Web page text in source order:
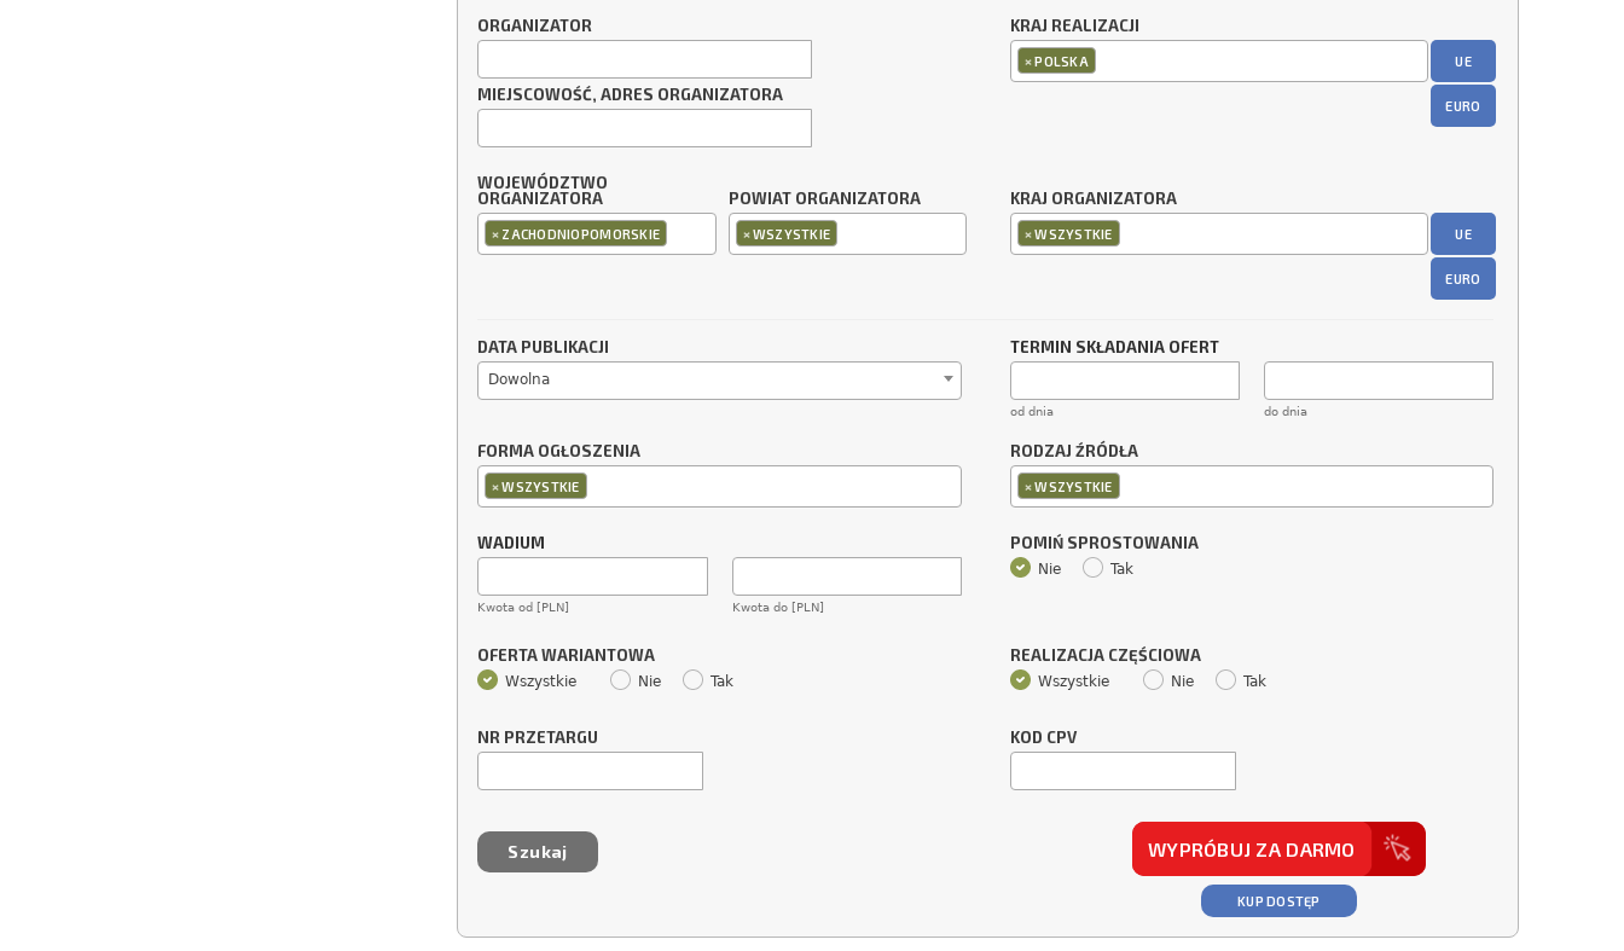
ORGANIZATOR
MIEJSCOWOŚĆ, ADRES ORGANIZATORA
KRAJ REALIZACJI
×POLSKA UE
EURO
WOJEWÓDZTWO
ORGANIZATORA
× ZACHODNIOPOMORSKIE
POWIAT ORGANIZATORA
×WSZYSTKIE
KRAJ ORGANIZATORA
×WSZYSTKIE UE
EURO
DATA PUBLIKACJI
Dowolna
TERMIN SKŁADANIA OFERT
od dnia do dnia
FORMA OGŁOSZENIA
×WSZYSTKIE
RODZAJ ŹRÓDŁA
×WSZYSTKIE
WADIUM
Kwota od [PLN] Kwota do [PLN]
POMIŃ SPROSTOWANIA
Nie Tak
OFERTA WARIANTOWA
Wszystkie Nie Tak
REALIZACJA CZĘŚCIOWA
Wszystkie Nie Tak
NR PRZETARGU KOD CPV
WYPRÓBUJ ZA DARMO
KUP DOSTĘP